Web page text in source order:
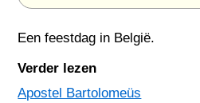
Een feestdag in België.
Verder lezen
Apostel Bartolomeüs